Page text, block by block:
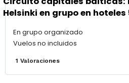
Helsinki en grupo en hoteles
En grupo organizado
Vuelos no incluidos
1 Valoraciones